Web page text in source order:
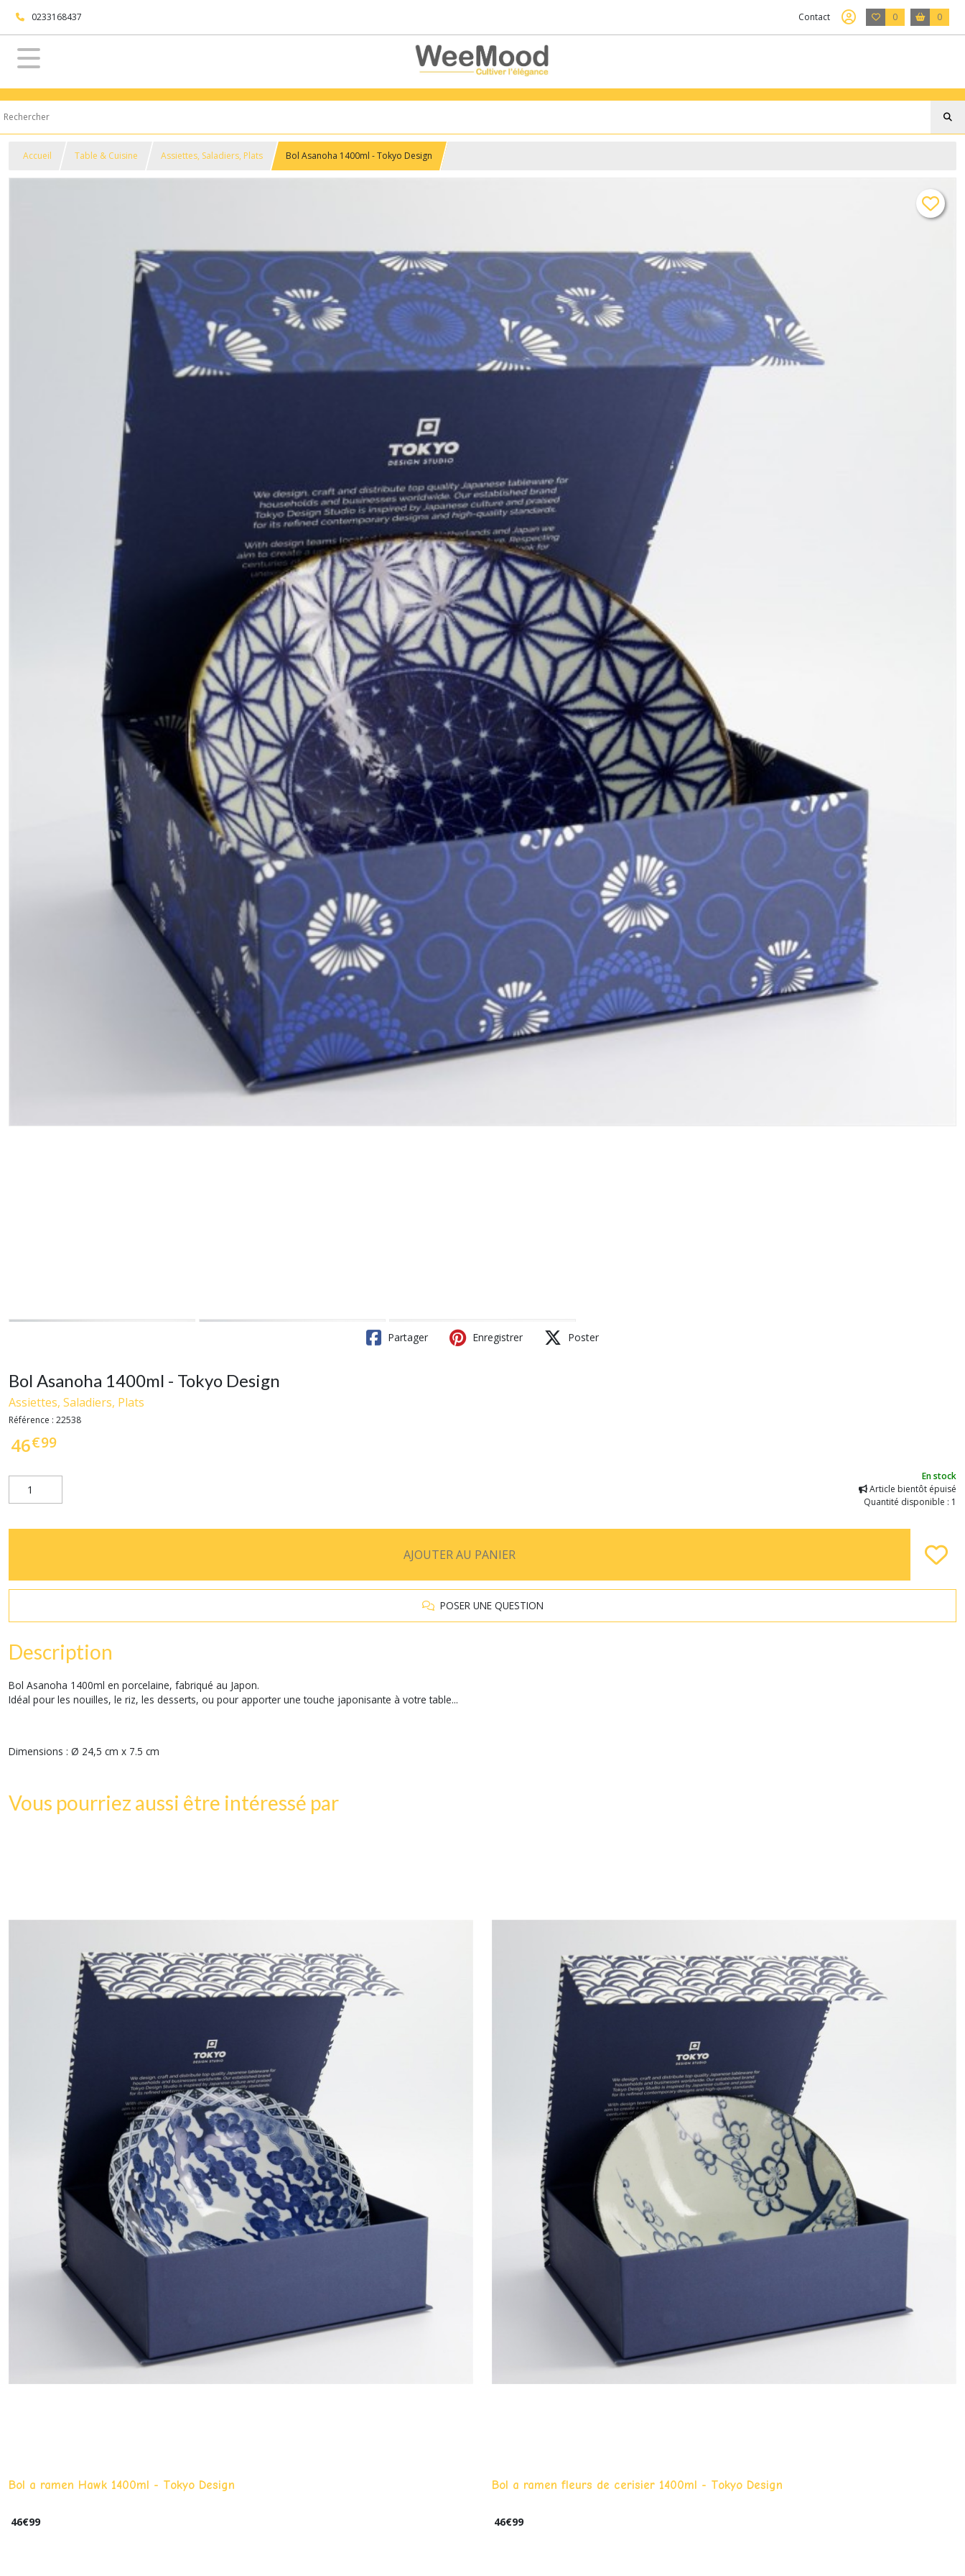
0233168437 Contact 0 0
Accueil Table & Cuisine Assiettes, Saladiers, Plats Bol Asanoha 1400ml - Tokyo Design
Partager Enregistrer Poster
Bol Asanoha 1400ml - Tokyo Design
Assiettes, Saladiers, Plats
Référence : 22538
46€99
En stock
Article bientôt épuisé
Quantité disponible : 1
AJOUTER AU PANIER
POSER UNE QUESTION
Description
Bol Asanoha 1400ml en porcelaine, fabriqué au Japon.
Idéal pour les nouilles, le riz, les desserts, ou pour apporter une touche japonisante à votre table...
Dimensions : Ø 24,5 cm x 7.5 cm
Vous pourriez aussi être intéressé par
Bol a ramen Hawk 1400ml - Tokyo Design
46€99
Bol a ramen fleurs de cerisier 1400ml - Tokyo Design
46€99